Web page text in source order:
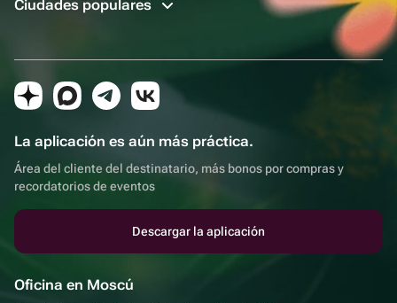
Ciudades populares
La aplicación es aún más práctica.
Área del cliente del destinatario, más bonos por compras y
recordatorios de eventos
Descargar la aplicación
Oficina en Moscú